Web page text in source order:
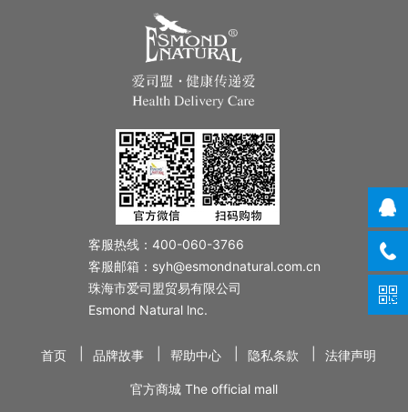
客服热线：400-060-3766
客服邮箱：syh@esmondnatural.com.cn
珠海市爱司盟贸易有限公司
Esmond Natural lnc.
首页 品牌故事 帮助中心 隐私条款 法律声明
官方商城 The official mall